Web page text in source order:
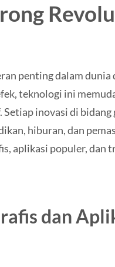
penting dalam dunia
teknologi ini
inovasi di bidang
hiburan, dan
aplikasi populer, dan
dan